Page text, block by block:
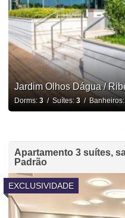
Jardim Olhos Dágua /
Dorms: 3/ Suítes: 3/
Apartamento 3 suítes,
Padrão
EXCLUSIVIDADE